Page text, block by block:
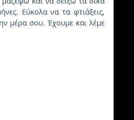
Εύκολα να τα φτιάξεις,
μέρα σου. Έχουμε και λέμε